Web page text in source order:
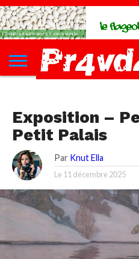
L’INFØ
PØLITIQUE
ECONØMIE
КULTURE
SANTÉ
FILLETTE
FORMATIONS
CONTACT
Exposition –
Petit Palais
Par Knut Ella
Le 11 décembre 2025